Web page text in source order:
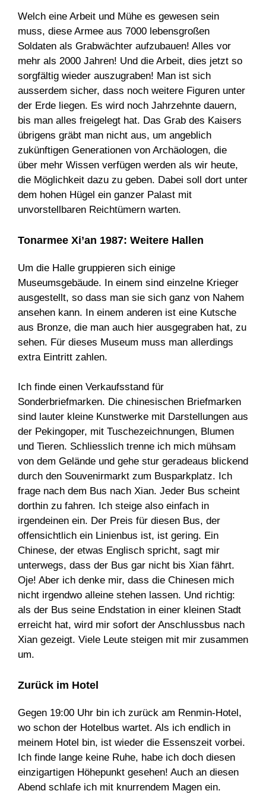
Welch eine Arbeit und Mühe es gewesen sein
muss, diese Armee aus 7000 lebensgroßen
Soldaten als Grabwächter aufzubauen! Alles vor
mehr als 2000 Jahren! Und die Arbeit, dies jetzt so
sorgfältig wieder auszugraben! Man ist sich
ausserdem sicher, dass noch weitere Figuren unter
der Erde liegen. Es wird noch Jahrzehnte dauern,
bis man alles freigelegt hat. Das Grab des Kaisers
übrigens gräbt man nicht aus, um angeblich
zukünftigen Generationen von Archäologen, die
über mehr Wissen verfügen werden als wir heute,
die Möglichkeit dazu zu geben. Dabei soll dort unter
dem hohen Hügel ein ganzer Palast mit
unvorstellbaren Reichtümern warten.
Tonarmee Xi’an 1987: Weitere Hallen
Um die Halle gruppieren sich einige
Museumsgebäude. In einem sind einzelne Krieger
ausgestellt, so dass man sie sich ganz von Nahem
ansehen kann. In einem anderen ist eine Kutsche
aus Bronze, die man auch hier ausgegraben hat, zu
sehen. Für dieses Museum muss man allerdings
extra Eintritt zahlen.
Ich finde einen Verkaufsstand für
Sonderbriefmarken. Die chinesischen Briefmarken
sind lauter kleine Kunstwerke mit Darstellungen aus
der Pekingoper, mit Tuschezeichnungen, Blumen
und Tieren. Schliesslich trenne ich mich mühsam
von dem Gelände und gehe stur geradeaus blickend
durch den Souvenirmarkt zum Busparkplatz. Ich
frage nach dem Bus nach Xian. Jeder Bus scheint
dorthin zu fahren. Ich steige also einfach in
irgendeinen ein. Der Preis für diesen Bus, der
offensichtlich ein Linienbus ist, ist gering. Ein
Chinese, der etwas Englisch spricht, sagt mir
unterwegs, dass der Bus gar nicht bis Xian fährt.
Oje! Aber ich denke mir, dass die Chinesen mich
nicht irgendwo alleine stehen lassen. Und richtig:
als der Bus seine Endstation in einer kleinen Stadt
erreicht hat, wird mir sofort der Anschlussbus nach
Xian gezeigt. Viele Leute steigen mit mir zusammen
um.
Zurück im Hotel
Gegen 19:00 Uhr bin ich zurück am Renmin-Hotel,
wo schon der Hotelbus wartet. Als ich endlich in
meinem Hotel bin, ist wieder die Essenszeit vorbei.
Ich finde lange keine Ruhe, habe ich doch diesen
einzigartigen Höhepunkt gesehen! Auch an diesen
Abend schlafe ich mit knurrendem Magen ein.